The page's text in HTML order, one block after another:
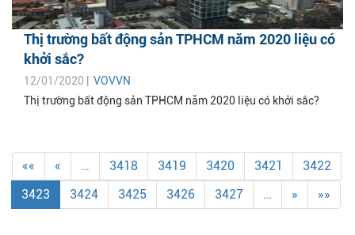
Thị trường bất động sản TPHCM năm 2020 liệu có
khởi sắc?
12/01/2020 | VOVVN
Thị trường bất động sản TPHCM năm 2020 liệu có khởi sắc?
«« « … 3418 3419 3420 3421
3422
3423
3424 3425 3426 3427 … » »»